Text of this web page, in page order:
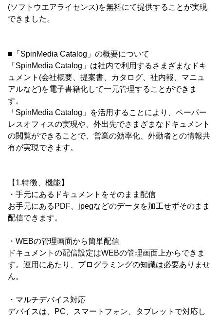
(ソフトウエアライセンス)を無料にて提供することが実現
できました。
■「SpinMedia Catalog」の概要について
「SpinMedia Catalog」は社内で利用するさまざまなドキ
ュメント(会社概要、提案書、カタログ、社内報、マニュ
アルなど)を電子書籍化して一元管理することができま
す。
「SpinMedia Catalog」を活用することにより、ペーパー
レスオフィスの実現や、外出先でさまざまなドキュメント
の閲覧ができることで、営業の効率化、外勤者との情報共
有が実現できます。
【1.特徴、機能】
・手元にあるドキュメントをそのまま配信
お手元にあるPDF、jpegなどのデータを加工せずそのまま
配信できます。
・WEBの管理画面から簡単配信
ドキュメントの配信設定はWEBの管理画面上からできま
す。運用にあたり、プログラミングの知識は必要ありませ
ん。
・マルチデバイス対応
デバイスは、PC、スマートフォン、タブレットで対応し